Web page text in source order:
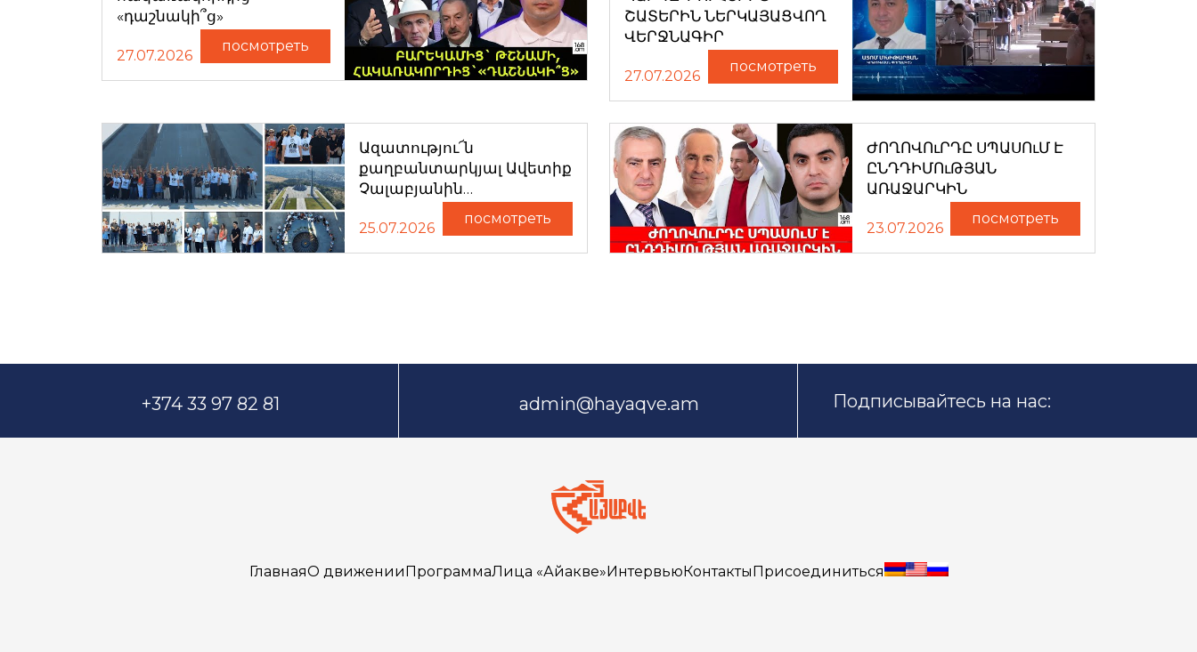
«դաշնակի՞ց»
27.07.2026
посмотреть
ՇԱՏԵՐԻՆ ՆԵՐԿԱՅԱՑՎՈՂ
ՎԵՐՋՆԱԳԻՐ
27.07.2026
посмотреть
Ազատությու՜ն
քաղբանտարկյալ Ավետիք
Չալաբյանին…
25.07.2026
посмотреть
ԺՈՂՈՎՈւՐԴԸ ՍՊԱՍՈւՄ Է
ԸՆԴԴԻՄՈւԹՅԱՆ
ԱՌԱՋԱՐԿԻՆ
23.07.2026
посмотреть
+374 33 97 82 81 admin@hayaqve.am Подписывайтесь на нас:
ГлавнаяО движенииПрограммаЛица «Айакве»ИнтервьюКонтактыПрисоединиться